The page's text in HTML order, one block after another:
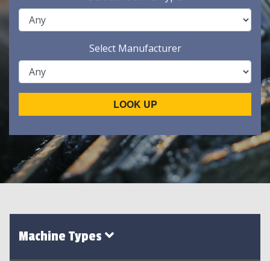
Select Manufacturer
LOOK UP
Machine Types